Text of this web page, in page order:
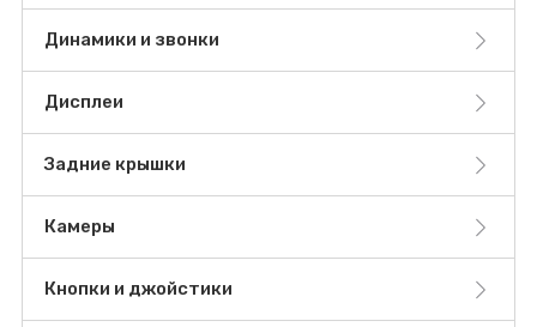
Динамики и звонки
Дисплеи
Задние крышки
Камеры
Кнопки и джойстики